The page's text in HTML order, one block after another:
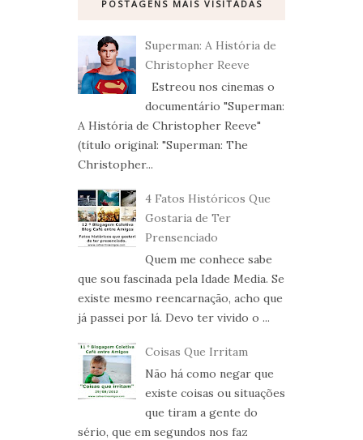
POSTAGENS MAIS VISITADAS
Superman: A História de
Christopher Reeve
Estreou nos cinemas o
documentário "Superman:
A História de Christopher Reeve"
(título original: "Superman: The
Christopher...
4 Fatos Históricos Que
Gostaria de Ter
Prensenciado
Quem me conhece sabe
que sou fascinada pela Idade Media. Se
existe mesmo reencarnação, acho que
já passei por lá. Devo ter vivido o ...
Coisas Que Irritam
Não há como negar que
existe coisas ou situações
que tiram a gente do
sério, que em segundos nos faz